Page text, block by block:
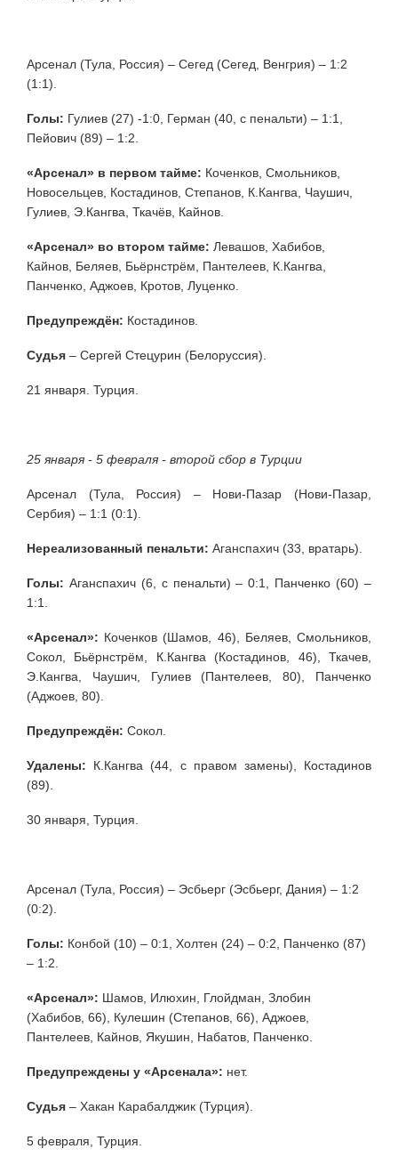
Арсенал (Тула, Россия) – Сегед (Сегед, Венгрия) – 1:2
(1:1).
Голы: Гулиев (27) -1:0, Герман (40, с пенальти) – 1:1,
Пейович (89) – 1:2.
«Арсенал» в первом тайме: Коченков, Смольников,
Новосельцев, Костадинов, Степанов, К.Кангва, Чаушич,
Гулиев, Э.Кангва, Ткачёв, Кайнов.
«Арсенал» во втором тайме: Левашов, Хабибов,
Кайнов, Беляев, Бьёрнстрём, Пантелеев, К.Кангва,
Панченко, Аджоев, Кротов, Луценко.
Предупреждён: Костадинов.
Судья – Сергей Стецурин (Белоруссия).
21 января. Турция.
25 января - 5 февраля - второй сбор в Турции
Арсенал (Тула, Россия) – Нови-Пазар (Нови-Пазар,
Сербия) – 1:1 (0:1).
Нереализованный пенальти: Аганспахич (33, вратарь).
Голы: Аганспахич (6, с пенальти) – 0:1, Панченко (60) –
1:1.
«Арсенал»: Коченков (Шамов, 46), Беляев, Смольников,
Сокол, Бьёрнстрём, К.Кангва (Костадинов, 46), Ткачев,
Э.Кангва, Чаушич, Гулиев (Пантелеев, 80), Панченко
(Аджоев, 80).
Предупреждён: Сокол.
Удалены: К.Кангва (44, с правом замены), Костадинов
(89).
30 января, Турция.
Арсенал (Тула, Россия) – Эсбьерг (Эсбьерг, Дания) – 1:2
(0:2).
Голы: Конбой (10) – 0:1, Холтен (24) – 0:2, Панченко (87)
– 1:2.
«Арсенал»: Шамов, Илюхин, Глойдман, Злобин
(Хабибов, 66), Кулешин (Степанов, 66), Аджоев,
Пантелеев, Кайнов, Якушин, Набатов, Панченко.
Предупреждены у «Арсенала»: нет.
Судья – Хакан Карабалджик (Турция).
5 февраля, Турция.